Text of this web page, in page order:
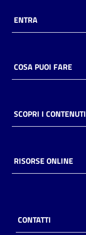
Archivio
Decentrate
lettura
ENTRA
COSA PUOI FARE
SCOPRI I CONTENUTI
RISORSE ONLINE
CONTATTI